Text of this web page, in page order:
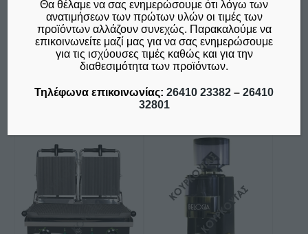
Φ.Π.Α. 24%
Προσθήκη στο καλάθι
δεν συμπεριλαμβάνεται ο
Φ.Π.Α. 24%
Προσθήκη στο καλάθι
έχει
πολλαπλές
παραλλαγές.
Θα θέλαμε να σας ενημερώσουμε ότι λόγω των
ανατιμήσεων των πρώτων υλών οι τιμές των
προϊόντων αλλάζουν συνεχώς. Παρακαλούμε να
επικοινωνείτε μαζί μας για να σας ενημερώσουμε
για τις ισχύουσες τιμές καθώς και για την
διαθεσιμότητα των προϊόντων.
Τηλέφωνα επικοινωνίας: 26410 23382 – 26410
32801